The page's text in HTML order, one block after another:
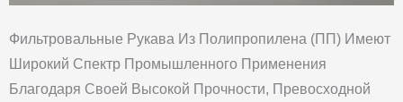
Фильтровальные Рукава Из Полипропилена (ПП) Имеют
Широкий Спектр Промышленного Применения
Благодаря Своей Высокой Прочности, Превосходной